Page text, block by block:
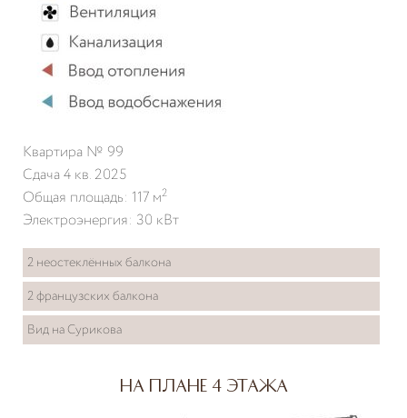
Квартира № 99
Сдача 4 кв. 2025
Общая площадь: 117 м2
Электроэнергия: 30 кВт
2 неостеклённых балкона
2 французских балкона
Вид на Сурикова
На плане 4 этажа